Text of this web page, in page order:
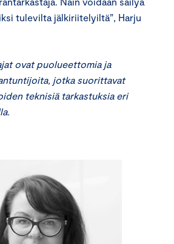
tulevilta jälkiriitelyiltä”, Harju
ovat puolueettomia ja
jotka suorittavat
teknisiä tarkastuksia eri